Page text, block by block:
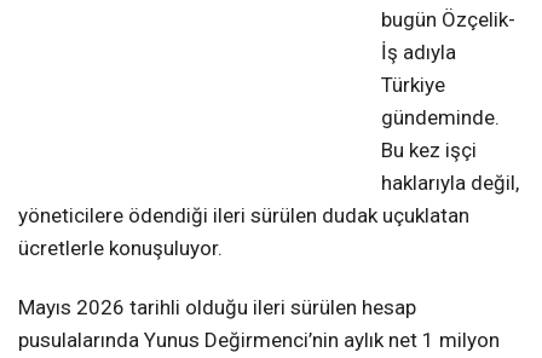
bugün Özçelik-
İş adıyla
Türkiye
gündeminde.
Bu kez işçi
haklarıyla değil,
yöneticilere ödendiği ileri sürülen dudak uçuklatan
ücretlerle konuşuluyor.
Mayıs 2026 tarihli olduğu ileri sürülen hesap
pusulalarında Yunus Değirmenci’nin aylık net 1 milyon